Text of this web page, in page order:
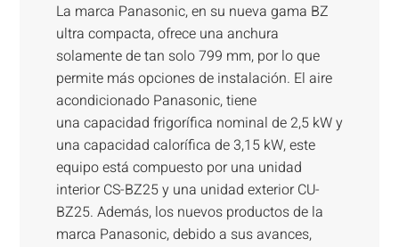
La marca Panasonic, en su nueva gama BZ
ultra compacta, ofrece una anchura
solamente de tan solo 799 mm, por lo que
permite más opciones de instalación. El aire
acondicionado Panasonic, tiene
una capacidad frigorífica nominal de 2,5 kW y
una capacidad calorífica de 3,15 kW, este
equipo está compuesto por una unidad
interior CS-BZ25 y una unidad exterior CU-
BZ25. Además, los nuevos productos de la
marca Panasonic, debido a sus avances,